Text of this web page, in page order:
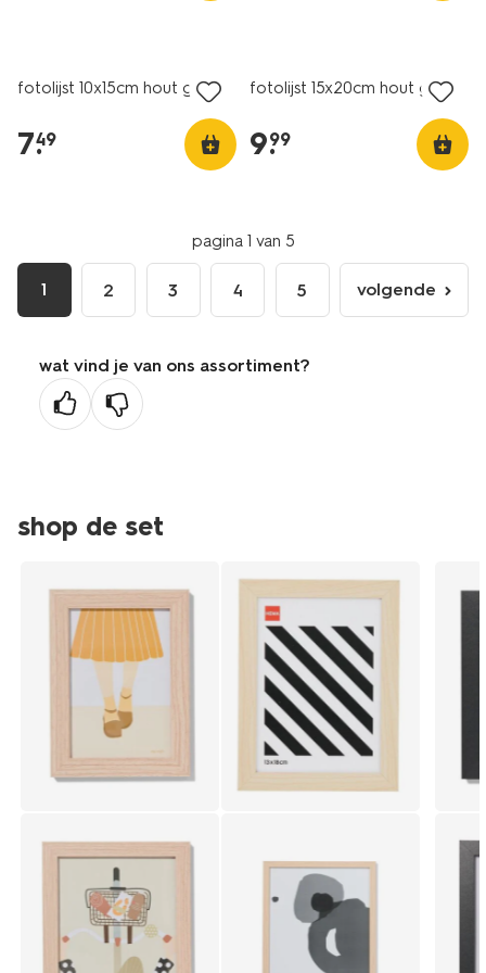
fotolijst 10x15cm hout golf
7.
49
fotolijst 15x20cm hout golf
9.
99
pagina 1 van 5
1 2 3 4 5
volgende
pagina
volgende
wat vind je van ons assortiment?
shop de set